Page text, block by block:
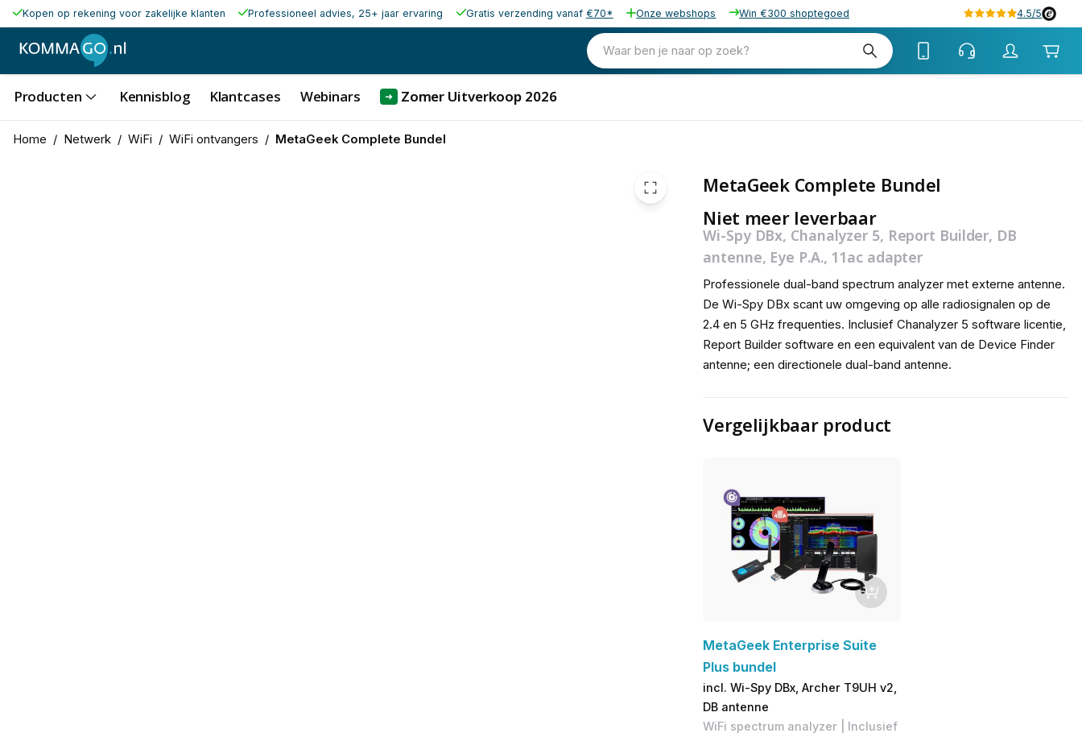
Kopen op rekening voor zakelijke klanten Professioneel advies, 25+ jaar ervaring Gratis verzending vanaf €70* Onze webshops Win €300 shoptegoed 4.5/5
Waar ben je naar op zoek?
Producten Kennisblog Klantcases Webinars ➜ Zomer Uitverkoop 2026
Home / Netwerk / WiFi / WiFi ontvangers / MetaGeek Complete Bundel
MetaGeek Complete Bundel
Niet meer leverbaar
Wi-Spy DBx, Chanalyzer 5, Report Builder, DB
antenne, Eye P.A., 11ac adapter
Professionele dual-band spectrum analyzer met externe antenne.
De Wi-Spy DBx scant uw omgeving op alle radiosignalen op de
2.4 en 5 GHz frequenties. Inclusief Chanalyzer 5 software licentie,
Report Builder software en een equivalent van de Device Finder
antenne; een directionele dual-band antenne.
Vergelijkbaar product
MetaGeek Enterprise Suite
Plus bundel
incl. Wi-Spy DBx, Archer T9UH v2,
DB antenne
WiFi spectrum analyzer | Inclusief